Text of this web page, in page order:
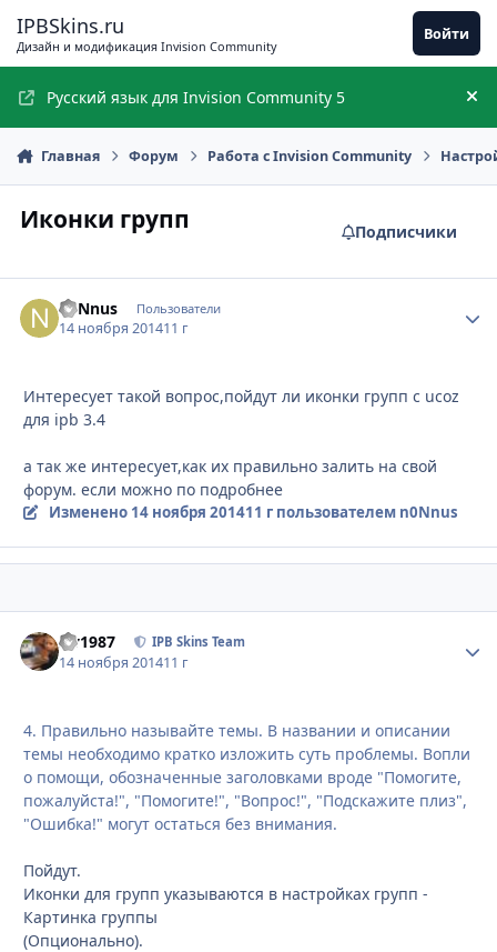
IPBSkins.ru
Дизайн и модификация Invision Community
Войти
Русский язык для Invision Community 5
Главная Форум Работа с Invision Community
Иконки групп Подписчики
n0Nnus Пользователи
14 ноября 201411 г
Интересует такой вопрос,пойдут ли иконки групп с ucoz
для ipb 3.4
а так же интересует,как их правильно залить на свой
форум. если можно по подробнее
Изменено 14 ноября 201411 гпользователем n0Nnus
siv1987 IPB Skins Team
14 ноября 201411 г
4. Правильно называйте темы. В названии и описании
темы необходимо кратко изложить суть проблемы. Вопли
о помощи, обозначенные заголовками вроде "Помогите,
пожалуйста!", "Помогите!", "Вопрос!", "Подскажите плиз",
"Ошибка!" могут остаться без внимания.
Пойдут.
Иконки для групп указываются в настройках групп -
Картинка группы
(Опционально).